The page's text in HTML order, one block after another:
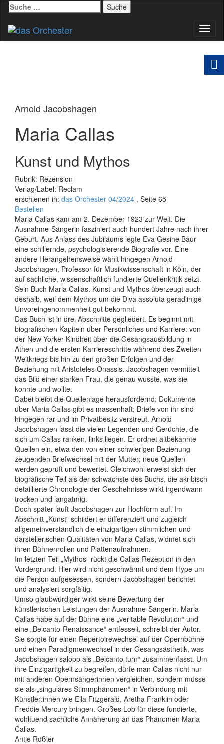
Suche
nach:
Arnold Jacobshagen
Maria Callas
Kunst und Mythos
Rubrik: Rezension
Verlag/Label: Reclam
erschienen in: das Orchester 04/2024 , Seite 65
Bestellen
Maria Callas kam am 2. Dezember 1923 zur Welt. Die
Ausnahme-Sängerin fasziniert auch hundert Jahre nach ihrer
Geburt. Aus Anlass des Jubiläums legte Eva Gesine Baur
eine schillernde, psychologisierende Biografie vor. Eine
andere Herangehensweise wählt hingegen Arnold
Jacobshagen, Professor für Musikwissenschaft in Köln, der
auf sachliche, wissenschaftlich fundierte Quellenkritik setzt.
Sein Buch Maria Callas. Kunst und Mythos überzeugt auch
deshalb, weil dem Mythos um die Diva assoluta geradlinige
Unvoreingenommenheit gut bekommt.
Das Buch ist in drei Abschnitte gegliedert. Es beginnt mit
biografischen Kapiteln über Persönliches und Karriere: von
der New Yorker Kindheit über die Gesangsausbildung in
Athen und die ersten Karriereschritte während des Zweiten
Weltkriegs bis hin zu den großen Erfolgen und der
Beziehung mit Aristoteles Onassis. Jacobshagen vermittelt
das Bild einer starken Frau, die genau wusste, was sie
konnte und wollte.
Dabei bleibt die Quellenlage herausfordernd: Dokumente
über Maria Callas gibt es massenhaft; Briefe von ihr sind
hingegen rar und im Privatbesitz verstreut. Arnold
Jacobshagen lässt die vielen Legenden und Gerüchte, die
sich um Callas ranken, links liegen. Er ordnet altbekannte
Quellen ein, etwa den von einer schwierigen Beziehung
zeugenden Briefwechsel mit der Mutter; neue Quellen
werden geprüft und bewertet. Gleichwohl erweist sich der
biografische Teil als der schwächste des Buchs, die akribisch
detaillierte Chronologie der Geschehnisse wirkt irgendwann
trocken und langatmig.
Doch später läuft Jacobshagen zur Hochform auf. Im
Abschnitt „Kunst“ schildert er differenziert und zugleich
allgemeinverständlich die einzigartigen stimmlichen und
darstellerischen Qualitäten von Maria Callas, widmet sich
ihren Bühnenrollen und Plattenaufnahmen.
Im letzten Teil „Mythos“ rückt die Callas-Rezeption in den
Vordergrund. Hier wird nicht geschwärmt und dem Hype um
die Person aufgesessen, sondern Jacobshagen berichtet
und analysiert sorgfältig.
Umso glaubwürdiger wirkt seine Bewertung der
künstlerischen Leistungen der Ausnahme-Sängerin. Maria
Callas habe auf der Bühne eine „veritable Revolution“ und
eine „Belcanto-Renaissance“ entfesselt, schreibt der Autor.
Sie sorgte für einen Repertoirewechsel auf der Opernbühne
und einen Paradigmenwechsel in der Gesangsästhetik, was
Jacobshagen salopp als „Belcanto turn“ zusammenfasst. Um
ihre Einzigartigkeit zu begreifen, dürfe man Callas nicht nur
mit anderen Opernsängerinnen vergleichen, sondern müsse
sie als „singuläres Stimmphänomen“ in Verbindung mit
Künstler:innen wie Ella Fitzgerald, Aretha Franklin oder
Freddie Mercury bringen. Großes Lob für diese fundierte,
wohltuend sachliche Annäherung an das Phänomen ­Maria
Callas.
Antje Rößler